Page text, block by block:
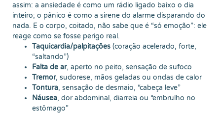
assim: a ansiedade é como um rádio ligado baixo o dia
inteiro; o pânico é como a sirene do alarme disparando do
nada. E o corpo, coitado, não sabe que é “só emoção”: ele
reage como se fosse perigo real.
Taquicardia/palpitações (coração acelerado, forte,
“saltando”)
Falta de ar, aperto no peito, sensação de sufoco
Tremor, sudorese, mãos geladas ou ondas de calor
Tontura, sensação de desmaio, “cabeça leve”
Náusea, dor abdominal, diarreia ou “embrulho no
estômago”